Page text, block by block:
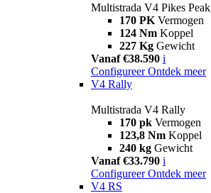
Multistrada V4 Pikes Peak
170 PK Vermogen
124 Nm Koppel
227 Kg Gewicht
Vanaf €38.590 i
Configureer Ontdek meer
V4 Rally
Multistrada V4 Rally
170 pk Vermogen
123,8 Nm Koppel
240 kg Gewicht
Vanaf €33.790 i
Configureer Ontdek meer
V4 RS